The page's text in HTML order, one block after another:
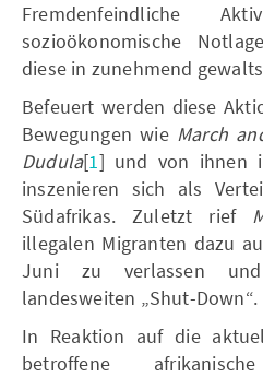
Fremdenfeindliche
sozioökonomische
diese in zunehmend
Befeuert werden diese
Bewegungen wie March
Dudula[1] und von ihnen
inszenieren sich als
Südafrikas. Zuletzt rief
illegalen Migranten dazu
Juni zu verlassen
landesweiten „Shut-Down“.
In Reaktion auf die
betroffene